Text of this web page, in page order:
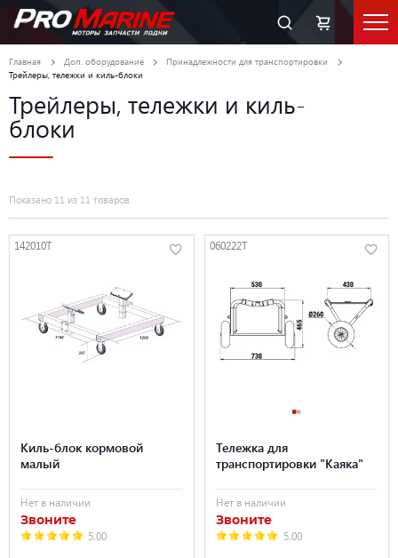
Главная Доп. оборудование
Принадлежности для транспортировки
Трейлеры, тележки и киль-блоки
Трейлеры, тележки и киль-
блоки
Показано 11 из 11 товаров
142010T
Киль-блок кормовой
малый
Нет в наличии
Звоните
5.00
060222T
Тележка для
транспортировки "Каяка"
Нет в наличии
Звоните
5.00